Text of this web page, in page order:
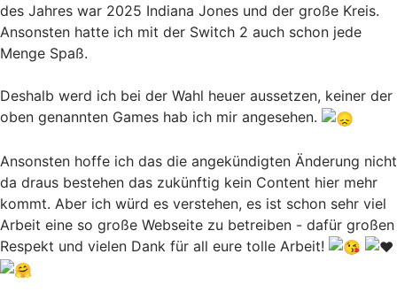
des Jahres war 2025 Indiana Jones und der große Kreis.
Ansonsten hatte ich mit der Switch 2 auch schon jede
Menge Spaß.
Deshalb werd ich bei der Wahl heuer aussetzen, keiner der
oben genannten Games hab ich mir angesehen.
Ansonsten hoffe ich das die angekündigten Änderung nicht
da draus bestehen das zukünftig kein Content hier mehr
kommt. Aber ich würd es verstehen, es ist schon sehr viel
Arbeit eine so große Webseite zu betreiben - dafür großen
Respekt und vielen Dank für all eure tolle Arbeit!